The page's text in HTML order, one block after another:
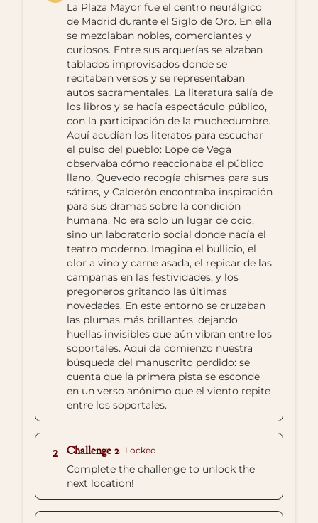
La Plaza Mayor fue el centro neurálgico
de Madrid durante el Siglo de Oro. En ella
se mezclaban nobles, comerciantes y
curiosos. Entre sus arquerías se alzaban
tablados improvisados donde se
recitaban versos y se representaban
autos sacramentales. La literatura salía de
los libros y se hacía espectáculo público,
con la participación de la muchedumbre.
Aquí acudían los literatos para escuchar
el pulso del pueblo: Lope de Vega
observaba cómo reaccionaba el público
llano, Quevedo recogía chismes para sus
sátiras, y Calderón encontraba inspiración
para sus dramas sobre la condición
humana. No era solo un lugar de ocio,
sino un laboratorio social donde nacía el
teatro moderno. Imagina el bullicio, el
olor a vino y carne asada, el repicar de las
campanas en las festividades, y los
pregoneros gritando las últimas
novedades. En este entorno se cruzaban
las plumas más brillantes, dejando
huellas invisibles que aún vibran entre los
soportales. Aquí da comienzo nuestra
búsqueda del manuscrito perdido: se
cuenta que la primera pista se esconde
en un verso anónimo que el viento repite
entre los soportales.
2 Challenge 2 Locked
Complete the challenge to unlock the
next location!